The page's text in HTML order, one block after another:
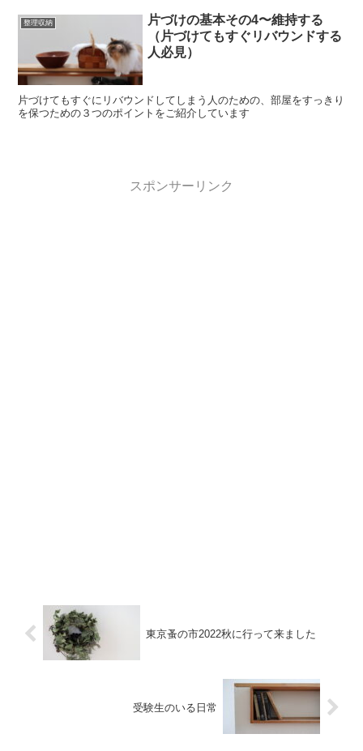
整理収納
片づけの基本その4〜維持する
（片づけてもすぐリバウンドする
人必見）
片づけてもすぐにリバウンドしてしまう人のための、部屋をすっきり
を保つための３つのポイントをご紹介しています
スポンサーリンク
東京蚤の市2022秋に行って来ました
受験生のいる日常